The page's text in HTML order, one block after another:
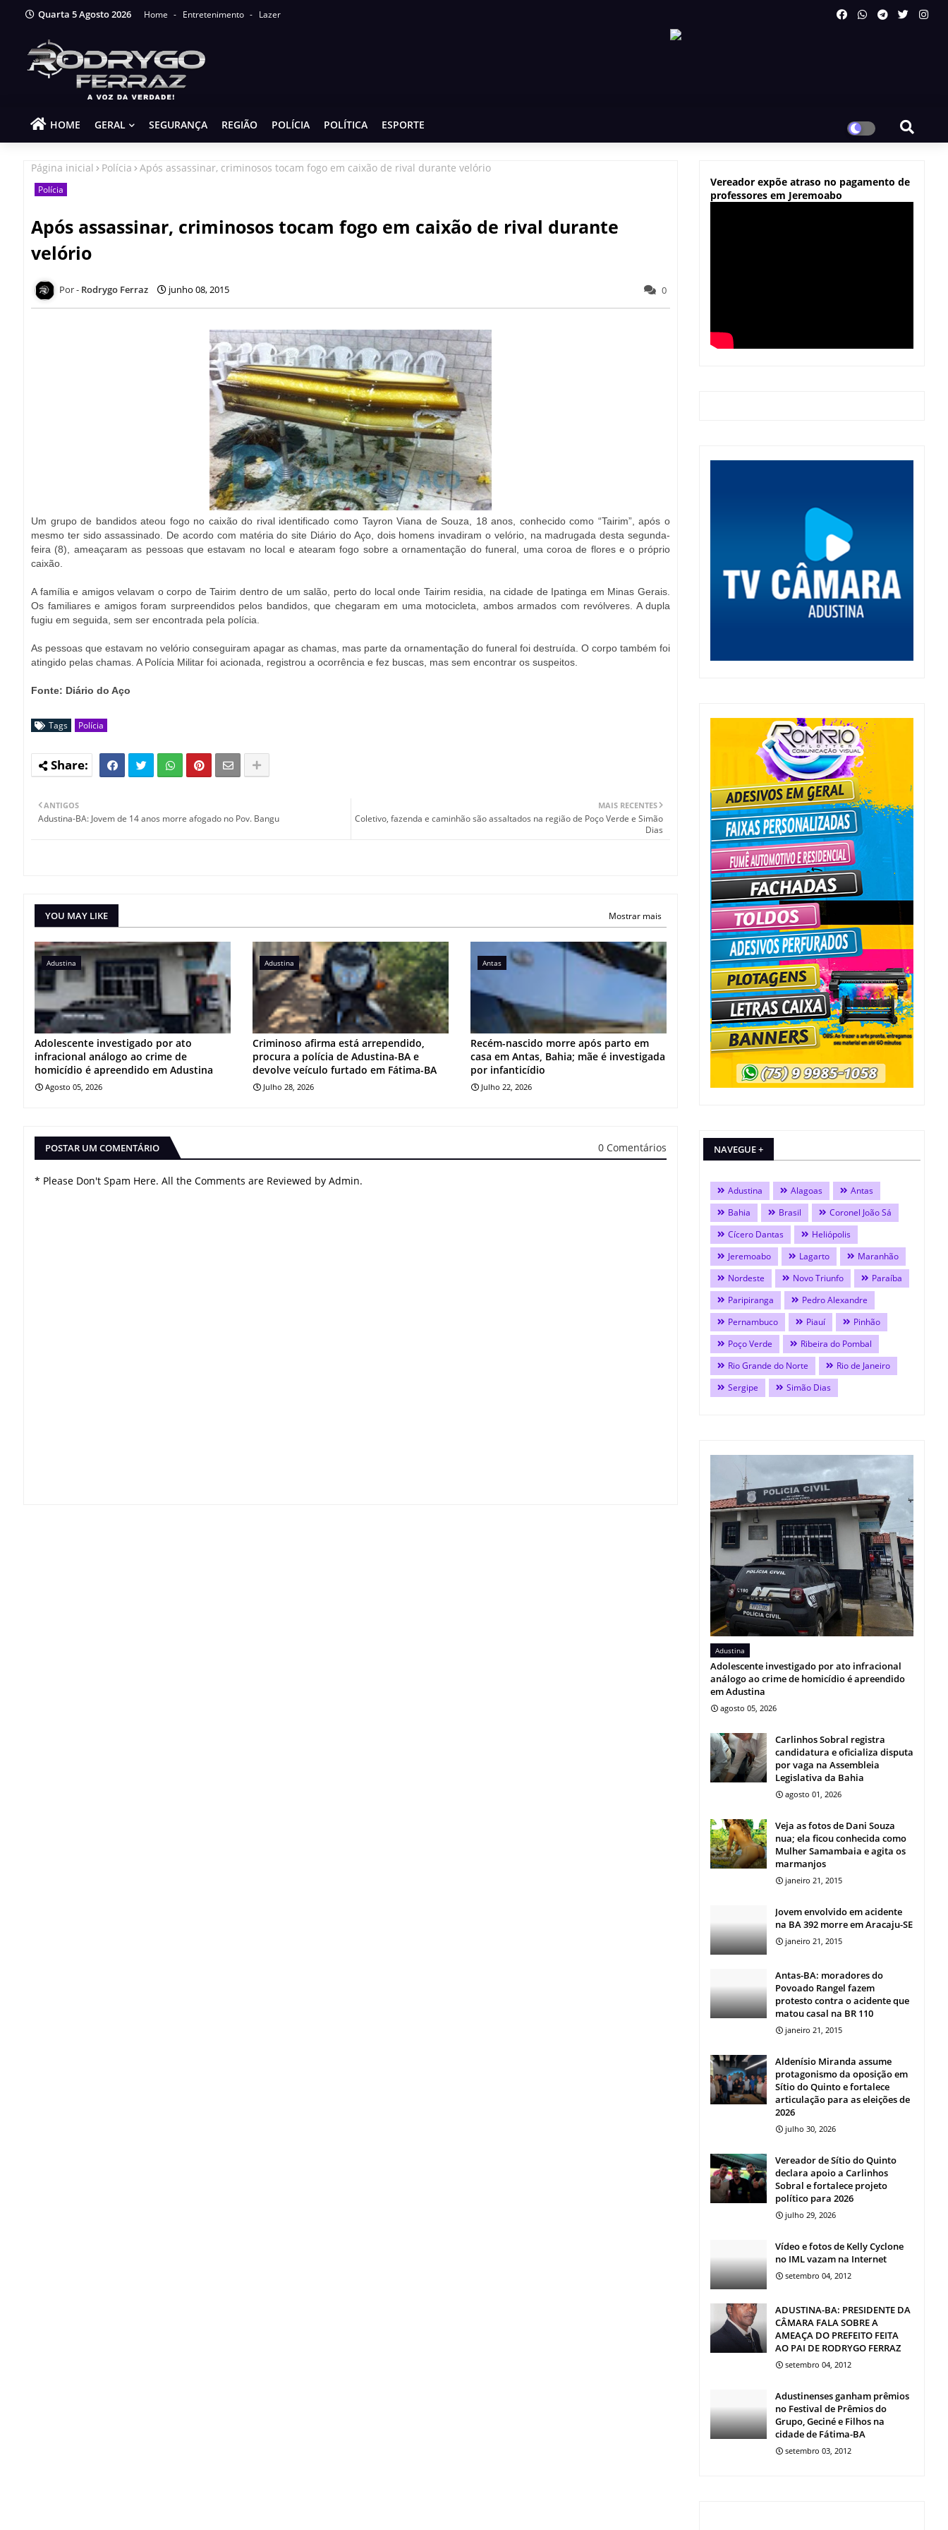
Quarta 5 Agosto 2026 Home Entretenimento Lazer
HOME GERAL SEGURANÇA REGIÃO POLÍCIA POLÍTICA ESPORTE
Página inicial Polícia Após assassinar, criminosos tocam fogo em caixão de rival durante velório
Polícia
Após assassinar, criminosos tocam fogo em caixão de rival durante
velório
Rodrygo Ferraz junho 08, 2015 0
Um grupo de bandidos ateou fogo no caixão do rival identificado como Tayron Viana de Souza, 18 anos, conhecido como “Tairim”, após o
mesmo ter sido assassinado. De acordo com matéria do site Diário do Aço, dois homens invadiram o velório, na madrugada desta segunda-
feira (8), ameaçaram as pessoas que estavam no local e atearam fogo sobre a ornamentação do funeral, uma coroa de flores e o próprio
caixão.
A família e amigos velavam o corpo de Tairim dentro de um salão, perto do local onde Tairim residia, na cidade de Ipatinga em Minas Gerais.
Os familiares e amigos foram surpreendidos pelos bandidos, que chegaram em uma motocicleta, ambos armados com revólveres. A dupla
fugiu em seguida, sem ser encontrada pela polícia.
As pessoas que estavam no velório conseguiram apagar as chamas, mas parte da ornamentação do funeral foi destruída. O corpo também foi
atingido pelas chamas. A Polícia Militar foi acionada, registrou a ocorrência e fez buscas, mas sem encontrar os suspeitos.
Fonte: Diário do Aço
Tags Polícia
MAIS RECENTES
Coletivo, fazenda e caminhão são assaltados na região de Poço Verde e Simão
Dias
ANTIGOS
Adustina-BA: Jovem de 14 anos morre afogado no Pov. Bangu
YOU MAY LIKE Mostrar mais
Adustina
Adolescente investigado por ato
infracional análogo ao crime de
homicídio é apreendido em Adustina
Agosto 05, 2026
Adustina
Criminoso afirma está arrependido,
procura a polícia de Adustina-BA e
devolve veículo furtado em Fátima-BA
Julho 28, 2026
Antas
Recém-nascido morre após parto em
casa em Antas, Bahia; mãe é investigada
por infanticídio
Julho 22, 2026
POSTAR UM COMENTÁRIO 0 Comentários
* Please Don't Spam Here. All the Comments are Reviewed by Admin.
Vereador expõe atraso no pagamento de
professores em Jeremoabo
NAVEGUE +
Adustina Alagoas
Antas
Bahia
Brasil
Coronel João Sá
Cícero Dantas
Heliópolis
Jeremoabo
Lagarto
Maranhão
Nordeste
Novo Triunfo
Paraíba
Paripiranga
Pedro Alexandre
Pernambuco
Piauí
Pinhão
Poço Verde
Ribeira do Pombal
Rio Grande do Norte
Rio de Janeiro
Sergipe
Simão Dias
Adustina
Adolescente investigado por ato infracional
análogo ao crime de homicídio é apreendido
em Adustina
agosto 05, 2026
Carlinhos Sobral registra
candidatura e oficializa disputa
por vaga na Assembleia
Legislativa da Bahia
agosto 01, 2026
Veja as fotos de Dani Souza
nua; ela ficou conhecida como
Mulher Samambaia e agita os
marmanjos
janeiro 21, 2015
Jovem envolvido em acidente
na BA 392 morre em Aracaju-SE
janeiro 21, 2015
Antas-BA: moradores do
Povoado Rangel fazem
protesto contra o acidente que
matou casal na BR 110
janeiro 21, 2015
Aldenísio Miranda assume
protagonismo da oposição em
Sítio do Quinto e fortalece
articulação para as eleições de
2026
julho 30, 2026
Vereador de Sítio do Quinto
declara apoio a Carlinhos
Sobral e fortalece projeto
político para 2026
julho 29, 2026
Vídeo e fotos de Kelly Cyclone
no IML vazam na Internet
setembro 04, 2012
ADUSTINA-BA: PRESIDENTE DA
CÂMARA FALA SOBRE A
AMEAÇA DO PREFEITO FEITA
AO PAI DE RODRYGO FERRAZ
setembro 04, 2012
Adustinenses ganham prêmios
no Festival de Prêmios do
Grupo, Geciné e Filhos na
cidade de Fátima-BA
setembro 03, 2012